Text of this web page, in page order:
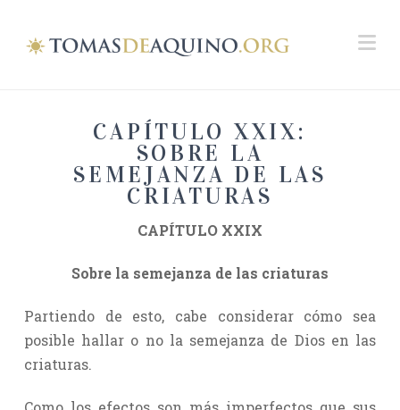
CAPÍTULO XXIX:
SOBRE LA
SEMEJANZA DE LAS
CRIATURAS
CAPÍTULO XXIX
Sobre la semejanza de las criaturas
Partiendo de esto, cabe considerar cómo sea
posible hallar o no la semejanza de Dios en las
criaturas.